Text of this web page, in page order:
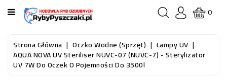
KATEGORIA
STRONA
GŁÓWNA
0
Strona Główna Oczko Wodne (sprzęt) Lampy UV
AQUA NOVA UV Steriliser NUVC-07 (NUVC-7) - Sterylizator
UV 7W Do Oczek O Pojemności Do 3500l